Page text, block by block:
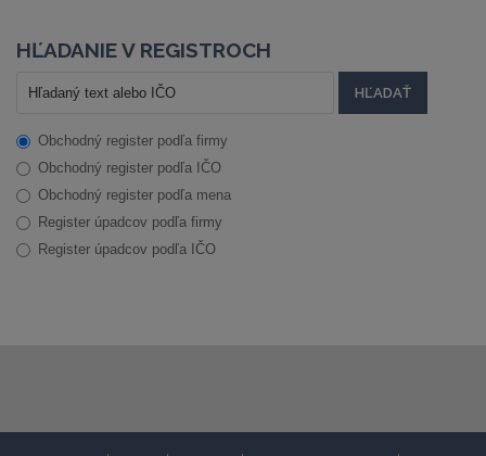
HĽADANIE V REGISTROCH
Obchodný register podľa firmy
Obchodný register podľa IČO
Obchodný register podľa mena
Register úpadcov podľa firmy
Register úpadcov podľa IČO